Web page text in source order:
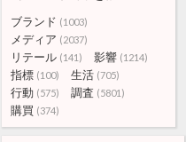
ブランド (1003)
メディア (2037)
リテール (141) 影響 (1214)
指標 (100) 生活 (705)
行動 (575) 調査 (5801)
購買 (374)